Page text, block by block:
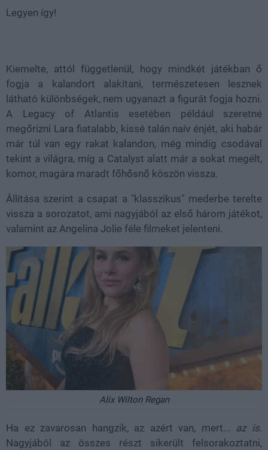
Legyen így!
Kiemelte, attól függetlenül, hogy mindkét játékban ő
fogja a kalandort alakítani, természetesen lesznek
látható különbségek, nem ugyanazt a figurát fogja hozni.
A Legacy of Atlantis esetében például szeretné
megőrizni Lara fiatalabb, kissé talán naív énjét, aki habár
már túl van egy rakat kalandon, még mindig csodával
tekint a világra, míg a Catalyst alatt már a sokat megélt,
komor, magára maradt főhősnő köszön vissza.
Állítása szerint a csapat a "klasszikus" mederbe terelte
vissza a sorozatot, ami nagyjából az első három játékot,
valamint az Angelina Jolie féle filmeket jelenteni.
Alix Wilton Regan
Ha ez zavarosan hangzik, az azért van, mert... az is.
Nagyjából az összes részt sikerült felsorakoztatni,